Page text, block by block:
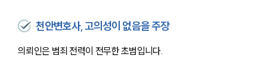
천안변호사, 고의성이 없음을 주장
의뢰인은 범죄 전력이 전무한 초범입니다.